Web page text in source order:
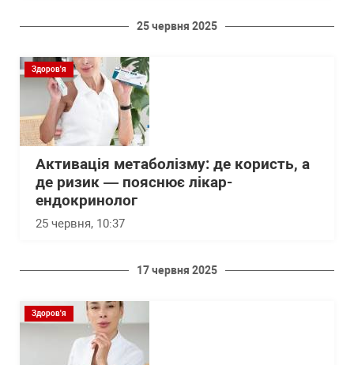
25 червня 2025
Здоров'я
Активація метаболізму: де користь, а
де ризик — пояснює лікар-
ендокринолог
25 червня, 10:37
17 червня 2025
Здоров'я